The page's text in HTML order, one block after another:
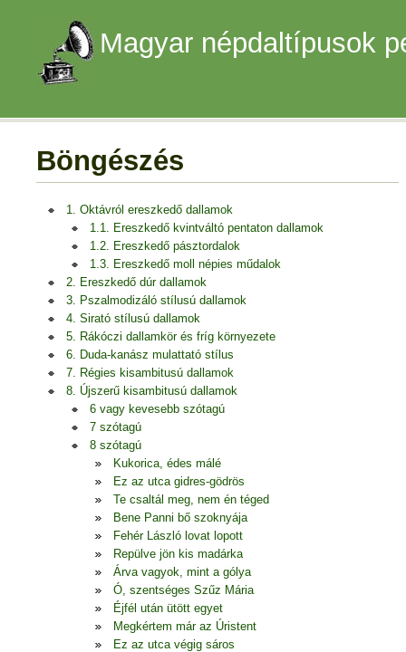
Magyar népdaltípusok
Böngészés
1. Oktávról ereszkedő dallamok
1.1. Ereszkedő kvintváltó pentaton dallamok
1.2. Ereszkedő pásztordalok
1.3. Ereszkedő moll népies műdalok
2. Ereszkedő dúr dallamok
3. Pszalmodizáló stílusú dallamok
4. Sirató stílusú dallamok
5. Rákóczi dallamkör és fríg környezete
6. Duda-kanász mulattató stílus
7. Régies kisambitusú dallamok
8. Újszerű kisambitusú dallamok
6 vagy kevesebb szótagú
7 szótagú
8 szótagú
Kukorica, édes málé
Ez az utca gidres-gödrös
Te csaltál meg, nem én téged
Bene Panni bő szoknyája
Fehér László lovat lopott
Repülve jön kis madárka
Árva vagyok, mint a gólya
Ó, szentséges Szűz Mária
Éjfél után ütött egyet
Megkértem már az Úristent
Ez az utca végig sáros